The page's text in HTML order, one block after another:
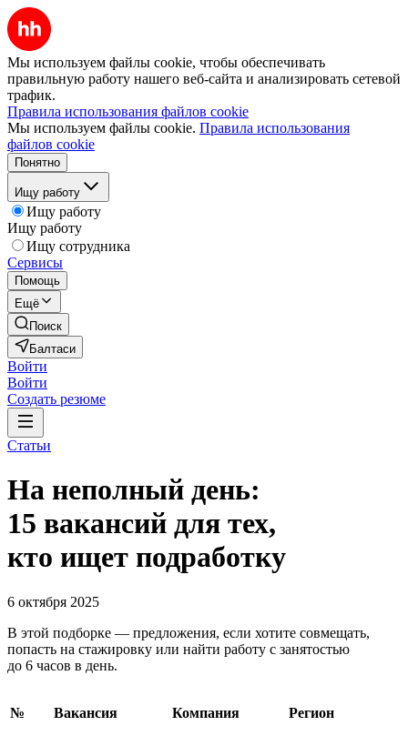
Мы используем файлы cookie, чтобы обеспечивать
правильную работу нашего веб-сайта и анализировать сетевой
трафик.
Правила использования файлов cookie
Мы используем файлы cookie. Правила использования
файлов cookie
Понятно
Ищу работу
Ищу работу
Ищу работу
Ищу сотрудника
Сервисы
Помощь
Ещё
Поиск
Балтаси
Войти
Войти
Создать резюме
Статьи
На неполный день:
15 вакансий для тех,
кто ищет подработку
6 октября 2025
В этой подборке — предложения, если хотите совмещать,
попасть на стажировку или найти работу с занятостью
до 6 часов в день.
№ Вакансия Компания Регион